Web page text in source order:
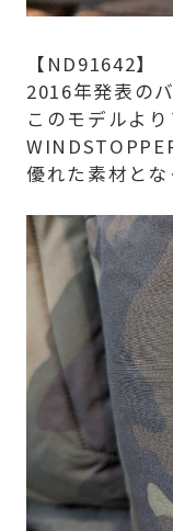
【ND91642】
2016年発表の
このモデルよ
優れた素材とな